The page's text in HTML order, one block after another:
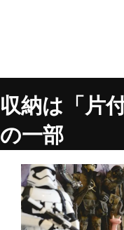
収納は「片
の一部